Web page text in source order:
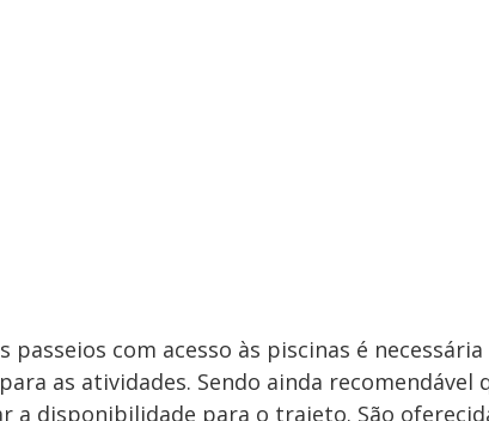
passeios com acesso às piscinas é
as atividades. Sendo ainda recomendável
a disponibilidade para o trajeto. São